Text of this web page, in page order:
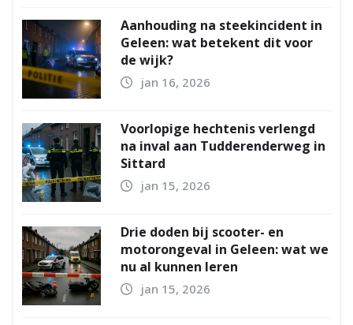
Aanhouding na steekincident in
Geleen: wat betekent dit voor
de wijk?
jan 16, 2026
Voorlopige hechtenis verlengd
na inval aan Tudderenderweg in
Sittard
jan 15, 2026
Drie doden bij scooter- en
motorongeval in Geleen: wat we
nu al kunnen leren
jan 15, 2026